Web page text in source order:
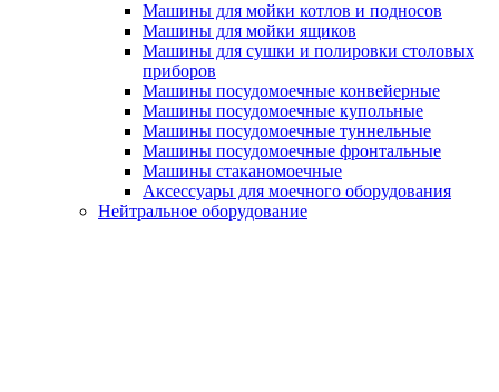
Машины для мойки котлов и подносов
Машины для мойки ящиков
Машины для сушки и полировки столовых
приборов
Машины посудомоечные конвейерные
Машины посудомоечные купольные
Машины посудомоечные туннельные
Машины посудомоечные фронтальные
Машины стаканомоечные
Аксессуары для моечного оборудования
Нейтральное оборудование